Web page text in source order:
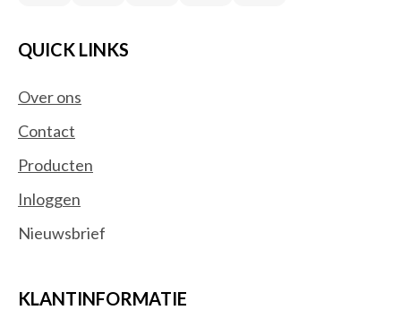
QUICK LINKS
Over ons
Contact
Producten
Inloggen
Nieuwsbrief
KLANTINFORMATIE